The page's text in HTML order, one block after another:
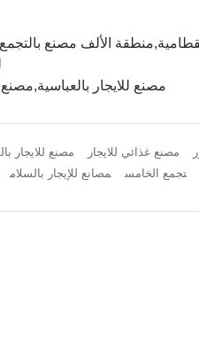
الألف مصنع
مصنع للايجار بالعباسية,مصنع
مصنع غذائي للايجار مصنع للايجار
تجمع الخامس
مصانع للإيجار بالسلام